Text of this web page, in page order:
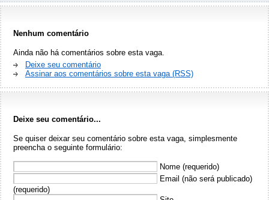
Nenhum comentário
Ainda não há comentários sobre esta vaga.
Deixe seu comentário
Assinar aos comentários sobre esta vaga (RSS)
Deixe seu comentário...
Se quiser deixar seu comentário sobre esta vaga, simplesmente
preencha o seguinte formulário:
Nome (requerido)
Email (não será publicado)
(requerido)